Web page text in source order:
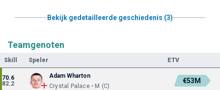
Bekijk gedetailleerde geschiedenis (3)
Teamgenoten
Skill Speler ETV
70.6
82.2
Adam Wharton
Crystal Palace • M (C)
€53M